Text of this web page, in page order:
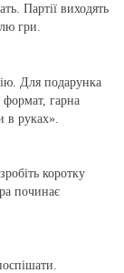
Партії виходять
гри.
Для подарунка
гарна
в руках».
коротку
починає